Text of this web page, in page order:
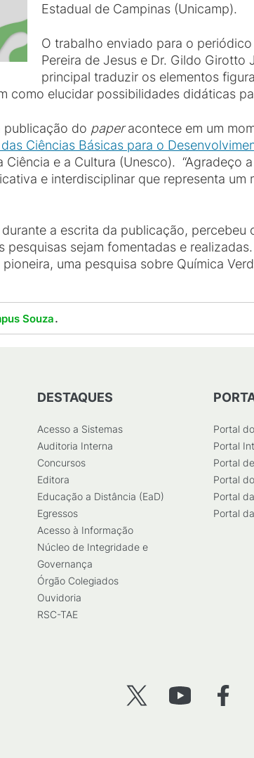
Estadual de Campinas (Unicamp).
O trabalho enviado para o
Pereira de Jesus e Dr. Gildo
principal traduzir os elementos
como elucidar possibilidades didáticas
publicação do paperacontece em um
Ciências Básicas para o
Ciência e a Cultura (Unesco). “Agradeço
e interdisciplinar que representa um
a escrita da publicação,
pesquisas sejam fomentadas e
uma pesquisa sobre Química
Souza.
DESTAQUES
Acesso a Sistemas
Auditoria Interna
Concursos
Editora
Educação a Distância (EaD)
Egressos
Acesso à Informação
Núcleo de Integridade e
Governança
Órgão Colegiados
Ouvidoria
RSC-TAE
Portal
Portal
Portal
Portal
Portal
Portal